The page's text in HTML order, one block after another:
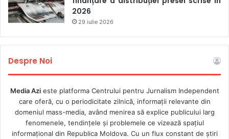
proiecte de storytelling video și podcast
Cele mai bune idei de produse media dezvoltate în cadrul
în valoare de până la 3.000 de euro. Banii vor fi folosiți
storytelling video, care va fi difuzată în spațiul audiovizual
al Republicii Moldova sau online.
*„MethodKit pentru Podcast”, ABC-ul unui podcast
2026
29 iulie 2026
Despre Noi
Media Azieste platforma Centrului pentru Jurnalism Independent
care oferă, cu o periodicitate zilnică, informații relevante din
domeniul mass-media, având menirea să explice publicului larg
fenomenele, tendințele și problemele ce vizează spațiul
informațional din Republica Moldova. Cu un flux constant de ştiri